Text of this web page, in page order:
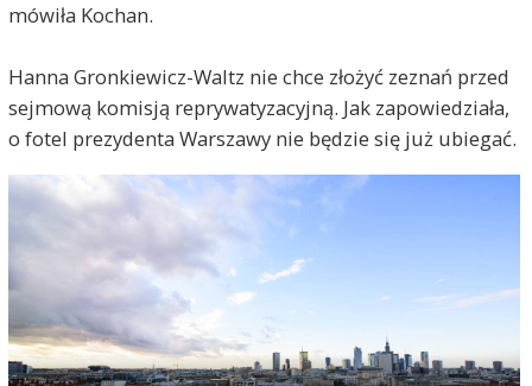
mówiła Kochan.
Hanna Gronkiewicz-Waltz nie chce złożyć zeznań przed
sejmową komisją reprywatyzacyjną. Jak zapowiedziała,
o fotel prezydenta Warszawy nie będzie się już ubiegać.